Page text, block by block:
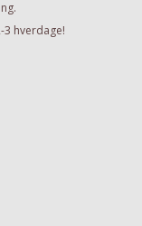
hverdage!